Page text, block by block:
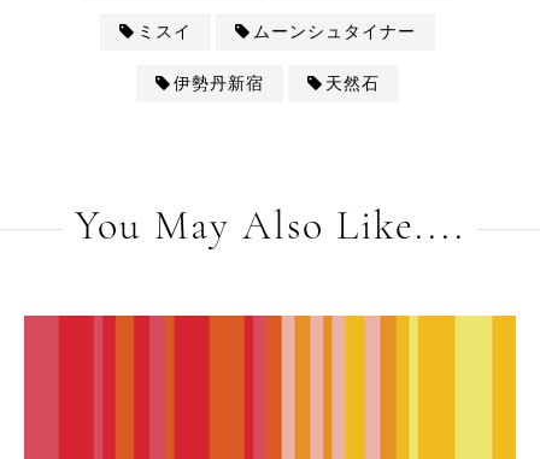
ミスイ ムーンシュタイナー
伊勢丹新宿 天然石
You May Also Like....